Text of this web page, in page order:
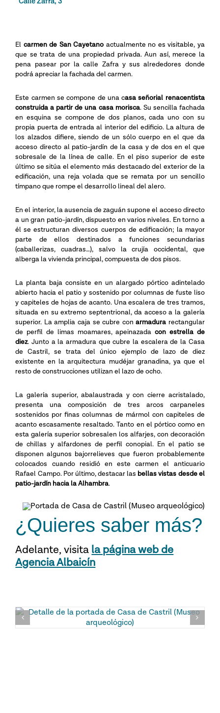
El carmen de San Cayetano actualmente no es visitable, ya
que se trata de una propiedad privada. Aun así, merece la
pena pasear por la calle Zafra y sus alrededores donde
podrá apreciar la fachada del carmen.
Este carmen se compone de una casa señorial renacentista
construida a partir de una casa morisca. Su sencilla fachada
en esquina se compone de dos planos, cada uno con su
propia puerta de entrada al interior del edificio. La altura de
los alzados difiere, siendo de un sólo cuerpo en el que da
acceso directo al patio-jardín de la casa y de dos en el que
sobresale de la línea de calle. En el piso superior de este
último se sitúa el elemento más destacado del exterior de la
edificación, una reja volada que se remata por un sencillo
tímpano que rompe el desarrollo lineal del alero.
En el interior, la ausencia de zaguán supone el acceso directo
a un gran patio-jardín, dispuesto en varios niveles. En torno a
él se estructuran diversos cuerpos de edificación; la mayor
parte de ellos destinados a funciones secundarias
(caballerizas, cuadras…), salvo la crujía occidental, que
alberga la vivienda principal, compuesta de dos pisos.
La planta baja consiste en un alargado pórtico adintelado
abierto hacia el patio y sostenido por columnas de fuste liso
y capiteles de hojas de acanto. Una escalera de tres tramos,
situada en su extremo septentrional, da acceso a la galería
superior. La amplia caja se cubre conarmadura rectangular
de perfil de limas moamares, apeinazada con estrella de
diez. Junto a la armadura que cubre la escalera de la Casa
de Castril, se trata del único ejemplo de lazo de diez
existente en la arquitectura mudéjar granadina, ya que el
resto de construcciones utilizan el lazo de ocho.
La galería superior, abalaustrada y con cierre acristalado,
presenta una composición de tres arcos carpaneles
sostenidos por finas columnas de mármol con capiteles de
acanto escasamente resaltado. Tanto en el pórtico como en
esta galería superior sobresalen los alfarjes, con decoración
de chillas y alfardones de perfil conopial. En el patio se
disponen algunos bajorrelieves que fueron probablemente
colocados cuando residió en este carmen el anticuario
Rafael Campo. Por último, destacar las bellas vistas desde el
patio-jardín hacia la Alhambra.
¿Quieres saber más?
Adelante,visita la página web de
Agencia Albaicín